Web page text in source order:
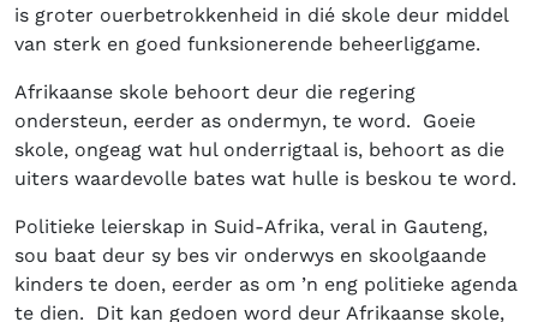
is groter ouerbetrokkenheid in dié skole deur middel
van sterk en goed funksionerende beheerliggame.
Afrikaanse skole behoort deur die regering
ondersteun, eerder as ondermyn, te word. Goeie
skole, ongeag wat hul onderrigtaal is, behoort as die
uiters waardevolle bates wat hulle is beskou te word.
Politieke leierskap in Suid-Afrika, veral in Gauteng,
sou baat deur sy bes vir onderwys en skoolgaande
kinders te doen, eerder as om ’n eng politieke agenda
te dien. Dit kan gedoen word deur Afrikaanse skole,